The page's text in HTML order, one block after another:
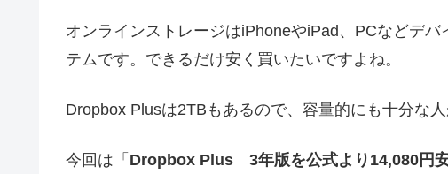
オンラインストレージはiPhoneやiPad、PCなどデ
テムです。できるだけ安く買いたいですよね。
Dropbox Plusは2TBもあるので、容量的にも十分な人
今回は「 Dropbox Plus 3年版を公式より14,080円